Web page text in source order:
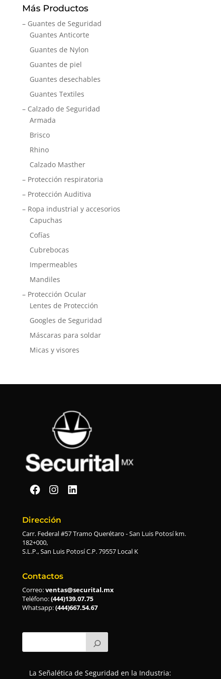
Más Productos
– Guantes de Seguridad
Guantes Anticorte
Guantes de Nylon
Guantes de piel
Guantes desechables
Guantes Textiles
– Calzado de Seguridad
Armada
Brisco
Rhino
Calzado Masther
– Protección respiratoria
– Protección Auditiva
– Ropa industrial y accesorios
Capuchas
Cofías
Cubrebocas
Impermeables
Mandiles
– Protección Ocular
Lentes de Protección
Googles de Seguridad
Máscaras para soldar
Micas y visores
Securital en Facebook
Securital en Instagram
Securital en Linkedin
Dirección
Carr. Federal #57 Tramo Querétaro - San Luis Potosí km.
182+000,
S.L.P., San Luis Potosí C.P. 79557 Local K
Contactos
Correo:ventas@securital.mx
Teléfono:(444)139.07.75
Whatsapp:(444)667.54.67
La Señalética de Seguridad en la Industria: